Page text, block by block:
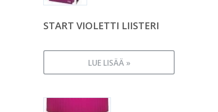
START VIOLETTI LIISTERI
LUE LISÄÄ »